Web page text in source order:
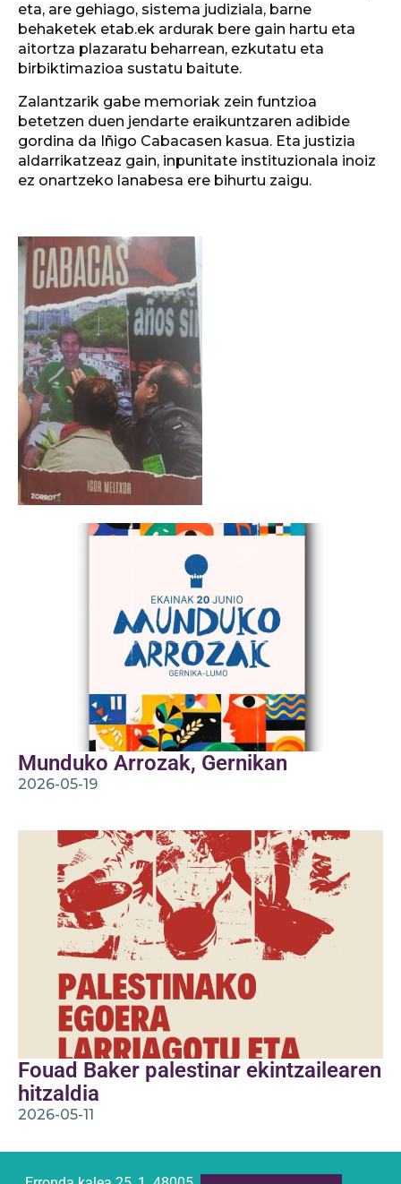
eta, are gehiago, sistema judiziala, barne
behaketek etab.ek ardurak bere gain hartu eta
aitortza plazaratu beharrean, ezkutatu eta
birbiktimazioa sustatu baitute.
Zalantzarik gabe memoriak zein funtzioa
betetzen duen jendarte eraikuntzaren adibide
gordina da Iñigo Cabacasen kasua. Eta justizia
aldarrikatzeaz gain, inpunitate instituzionala inoiz
ez onartzeko lanabesa ere bihurtu zaigu.
Munduko Arrozak, Gernikan
2026-05-19
Fouad Baker palestinar ekintzailearen
hitzaldia
2026-05-11